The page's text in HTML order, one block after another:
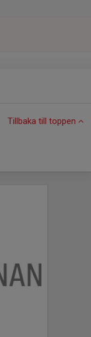
Tillbaka till toppen